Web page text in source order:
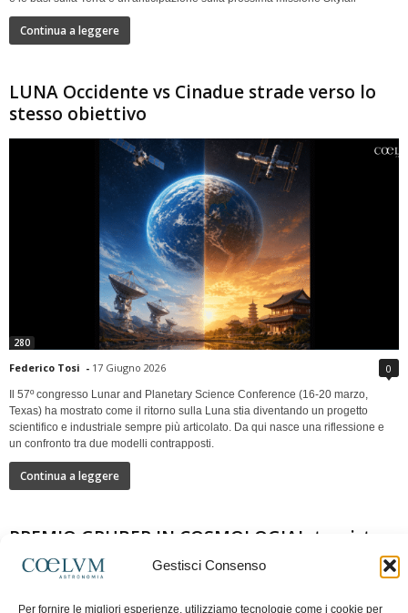
Gestisci Consenso
Per fornire le migliori esperienze, utilizziamo tecnologie come i cookie per
Continua a leggere
LUNA Occidente vs Cinadue strade verso lo
stesso obiettivo
280
Federico Tosi - 17 Giugno 2026 0
Il 57º congresso Lunar and Planetary Science Conference (16-20 marzo,
Texas) ha mostrato come il ritorno sulla Luna stia diventando un progetto
scientifico e industriale sempre più articolato. Da qui nasce una riflessione e
un confronto tra due modelli contrapposti.
Continua a leggere
PREMIO GRUBER IN COSMOLOGIAIntervista a
Nazzareno Mandolesi